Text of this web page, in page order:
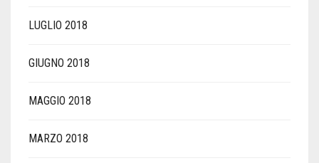
LUGLIO 2018
GIUGNO 2018
MAGGIO 2018
MARZO 2018